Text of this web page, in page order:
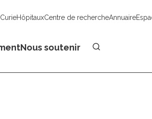
CurieHôpitauxCentre de rechercheAnnuaire
Nous soutenir